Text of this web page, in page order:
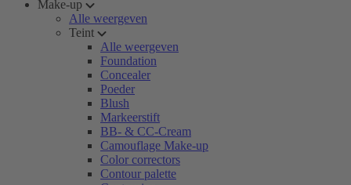
Make-up
Alle weergeven
Teint
Alle weergeven
Foundation
Concealer
Poeder
Blush
Markeerstift
BB- & CC-Cream
Camouflage Make-up
Color correctors
Contour palette